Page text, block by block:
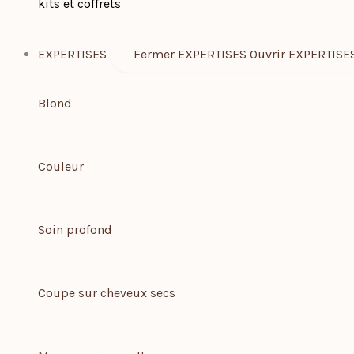
kits et coffrets
EXPERTISES Fermer EXPERTISES Ouvrir
Blond
Couleur
Soin profond
Coupe sur cheveux secs